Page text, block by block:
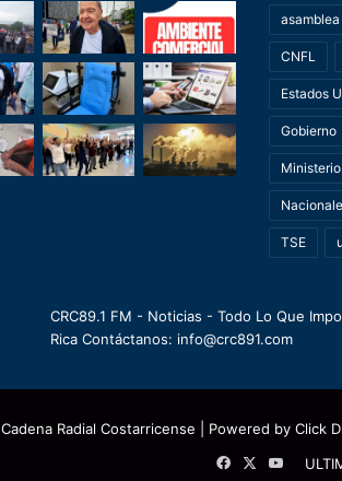
CNFL
Estados
Gobierno
TSE
CRC89.1 FM - Noticias - Todo Lo Que
Rica Contáctanos: info@crc891.com
Cadena Radial Costarricense | Powered by Click
Facebook
X YouTube